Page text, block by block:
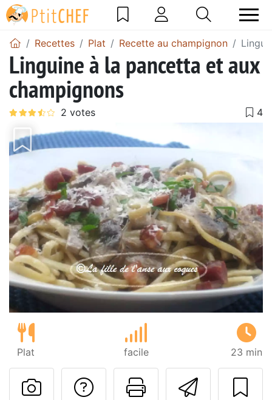
Recettes Plat Recette au champignon
Linguine à la pancetta et aux
champignons
Plat facile 23 min
Imprimer
Poser une